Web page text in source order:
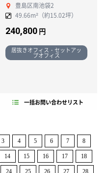
豊島区南池袋2
49.66m²（約15.02坪）
240,800 円
居抜きオフィス・セットアッ
プオフィス
一括お問い合わせリスト
3 4 5 6 7 8
14 15 16 17 18
24 25 26 27 28